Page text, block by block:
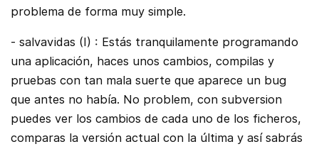
problema de forma muy simple.
- salvavidas (I) : Estás tranquilamente programando
una aplicación, haces unos cambios, compilas y
pruebas con tan mala suerte que aparece un bug
que antes no había. No problem, con subversion
puedes ver los cambios de cada uno de los ficheros,
comparas la versión actual con la última y así sabrás